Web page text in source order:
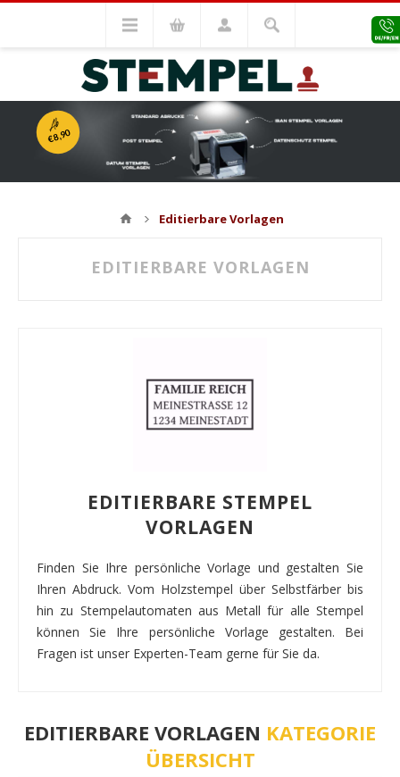
Ab
€8,90
Editierbare Vorlagen
EDITIERBARE VORLAGEN
EDITIERBARE STEMPEL
VORLAGEN
Finden Sie Ihre persönliche Vorlage und gestalten Sie
Ihren Abdruck. Vom Holzstempel über Selbstfärber bis
hin zu Stempelautomaten aus Metall für alle Stempel
können Sie Ihre persönliche Vorlage gestalten. Bei
Fragen ist unser Experten-Team gerne für Sie da.
EDITIERBARE VORLAGEN KATEGORIE
ÜBERSICHT